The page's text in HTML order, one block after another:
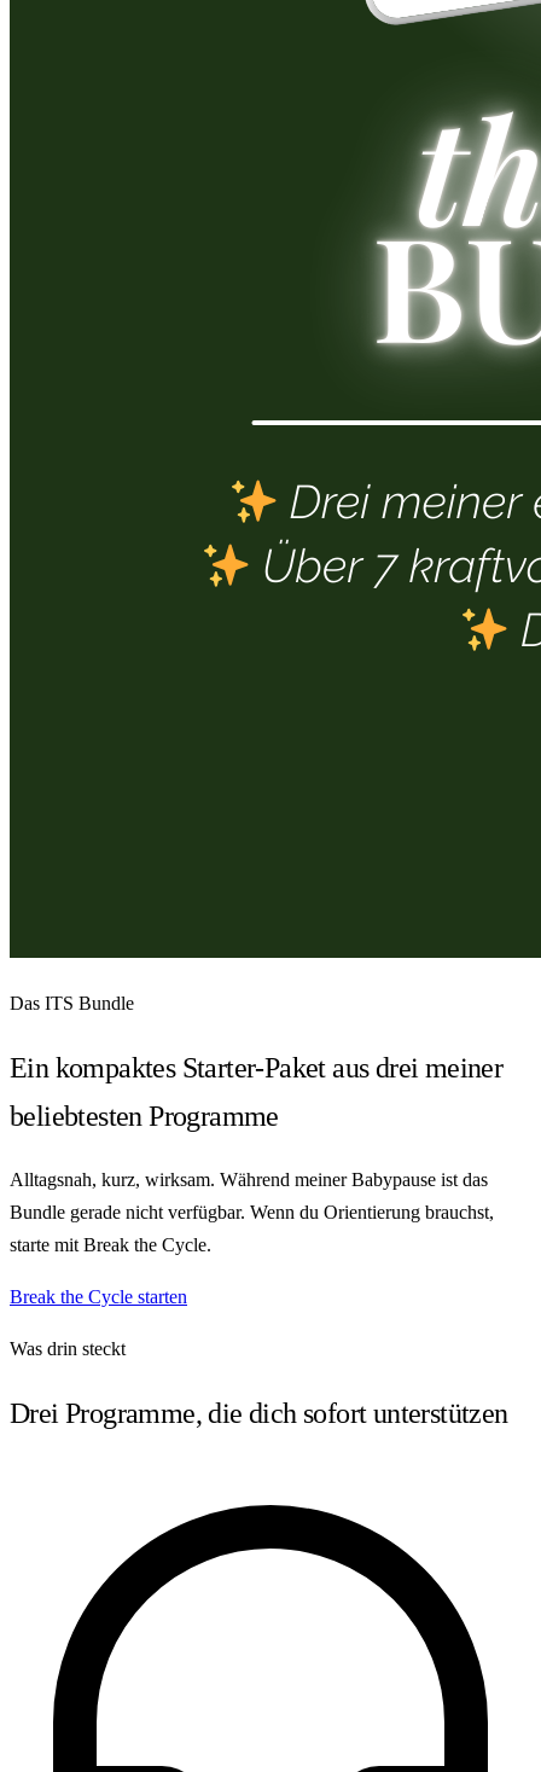
Das ITS Bundle
Ein kompaktes Starter-Paket aus drei meiner
beliebtesten Programme
Alltagsnah, kurz, wirksam. Während meiner Babypause ist das
Bundle gerade nicht verfügbar. Wenn du Orientierung brauchst,
starte mit Break the Cycle.
Break the Cycle starten
Was drin steckt
Drei Programme, die dich sofort unterstützen